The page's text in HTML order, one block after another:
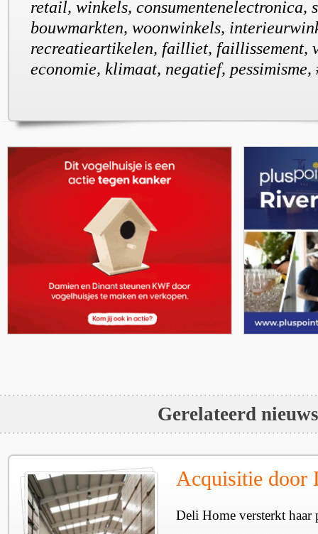
retail, winkels, consumentenelectronica,
bouwmarkten, woonwinkels,
recreatieartikelen, failliet, faillissement,
economie, klimaat, negatief, pessimisme,
Gerelateerd nieuws
Acquisitie door
Deli Home versterkt haar